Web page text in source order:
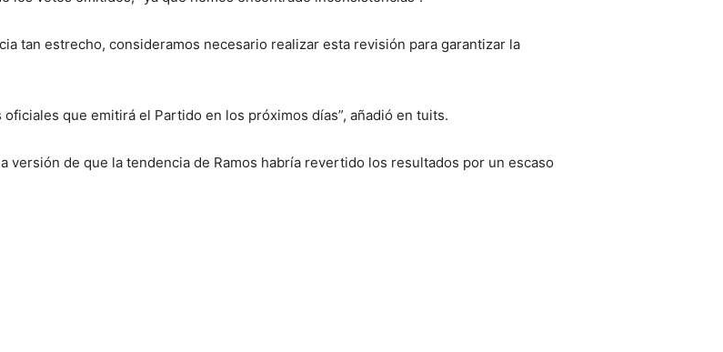
tan estrecho, consideramos necesario realizar esta revisión para garantizar la
que emitirá el Partido en los próximos días”, añadió en tuits.
versión de que la tendencia de Ramos habría revertido los resultados por un escaso